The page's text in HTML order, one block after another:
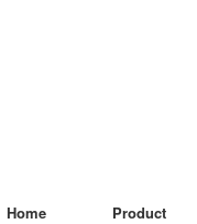
Home Product